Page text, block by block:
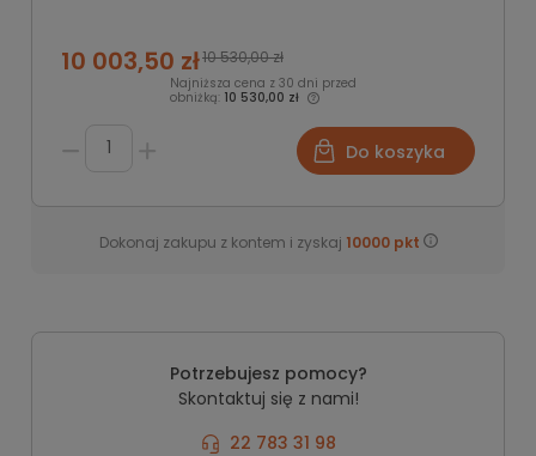
10 003,50 zł10 530,00 zł
Najniższa cena z 30 dni przed
obniżką: 10 530,00 zł
Do koszyka
Dokonaj zakupu z kontem i zyskaj 10000pkt
Potrzebujesz pomocy?
Skontaktuj się z nami!
22 783 31 98